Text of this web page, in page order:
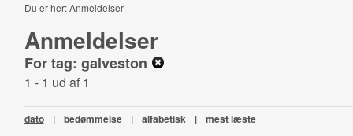
Du er her:Anmeldelser
Anmeldelser
For tag: galveston
1 - 1 ud af 1
dato | bedømmelse | alfabetisk | mest læste